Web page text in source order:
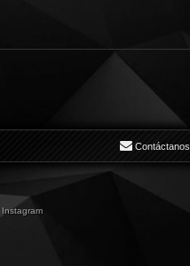
Contáctanos
Instagram